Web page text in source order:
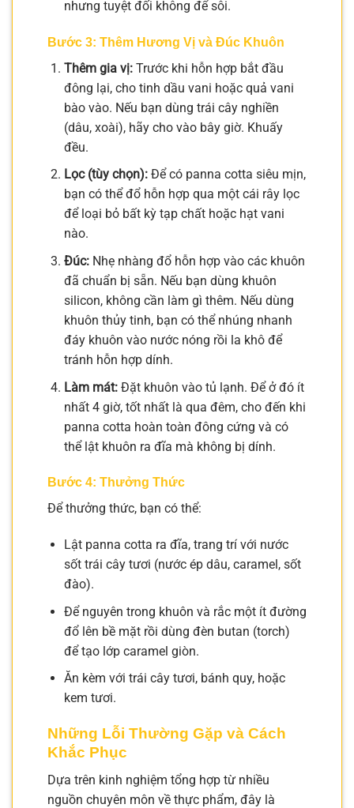
nhưng tuyệt đối không để sôi.
Bước 3: Thêm Hương Vị và Đúc Khuôn
Thêm gia vị:Trước khi hỗn hợp bắt đầu
đông lại, cho tinh dầu vani hoặc quả vani
bào vào. Nếu bạn dùng trái cây nghiền
(dâu, xoài), hãy cho vào bây giờ. Khuấy
đều.
Lọc (tùy chọn):Để có panna cotta siêu mịn,
bạn có thể đổ hỗn hợp qua một cái rây lọc
để loại bỏ bất kỳ tạp chất hoặc hạt vani
nào.
Đúc:Nhẹ nhàng đổ hỗn hợp vào các khuôn
đã chuẩn bị sẵn. Nếu bạn dùng khuôn
silicon, không cần làm gì thêm. Nếu dùng
khuôn thủy tinh, bạn có thể nhúng nhanh
đáy khuôn vào nước nóng rồi la khô để
tránh hỗn hợp dính.
Làm mát:Đặt khuôn vào tủ lạnh. Để ở đó ít
nhất 4 giờ, tốt nhất là qua đêm, cho đến khi
panna cotta hoàn toàn đông cứng và có
thể lật khuôn ra đĩa mà không bị dính.
Bước 4: Thưởng Thức
Để thưởng thức, bạn có thể:
Lật panna cotta ra đĩa, trang trí với nước
sốt trái cây tươi (nước ép dâu, caramel, sốt
đào).
Để nguyên trong khuôn và rắc một ít đường
đổ lên bề mặt rồi dùng đèn butan (torch)
để tạo lớp caramel giòn.
Ăn kèm với trái cây tươi, bánh quy, hoặc
kem tươi.
Những Lỗi Thường Gặp và Cách
Khắc Phục
Dựa trên kinh nghiệm tổng hợp từ nhiều
nguồn chuyên môn về thực phẩm, đây là